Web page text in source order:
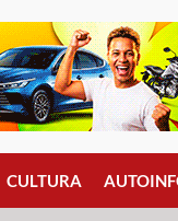
CULTURA